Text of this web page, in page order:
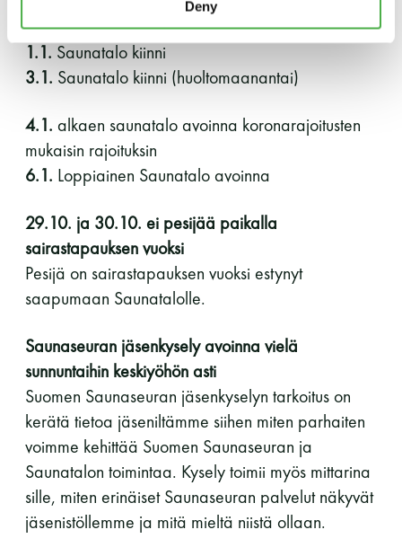
Deny
1.1. Saunatalo kiinni
3.1. Saunatalo kiinni (huoltomaanantai)
4.1. alkaen saunatalo avoinna koronarajoitusten
mukaisin rajoituksin
6.1. Loppiainen Saunatalo avoinna
29.10. ja 30.10. ei pesijää paikalla
sairastapauksen vuoksi
Pesijä on sairastapauksen vuoksi estynyt
saapumaan Saunatalolle.
Saunaseuran jäsenkysely avoinna vielä
sunnuntaihin keskiyöhön asti
Suomen Saunaseuran jäsenkyselyn tarkoitus on
kerätä tietoa jäseniltämme siihen miten parhaiten
voimme kehittää Suomen Saunaseuran ja
Saunatalon toimintaa. Kysely toimii myös mittarina
sille, miten erinäiset Saunaseuran palvelut näkyvät
jäsenistöllemme ja mitä mieltä niistä ollaan.